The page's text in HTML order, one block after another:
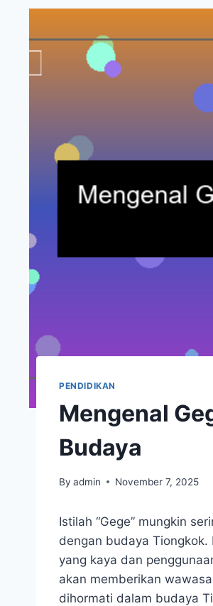
PENDIDIKAN
Mengenal
Budaya
By admin November 7, 2025
Istilah “Gege” mungkin
dengan budaya
yang kaya dan
akan memberikan
dihormati dalam budaya